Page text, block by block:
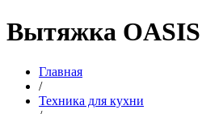
Вытяжка OASIS
Главная
/
Техника для кухни